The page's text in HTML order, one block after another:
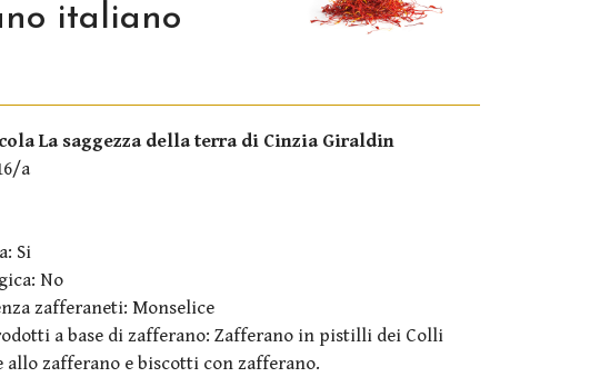
italiano
La saggezza della terra di Cinzia Giraldin
a
Si
No
zafferaneti: Monselice
a base di zafferano: Zafferano in pistilli dei Colli
allo zafferano e biscotti con zafferano.